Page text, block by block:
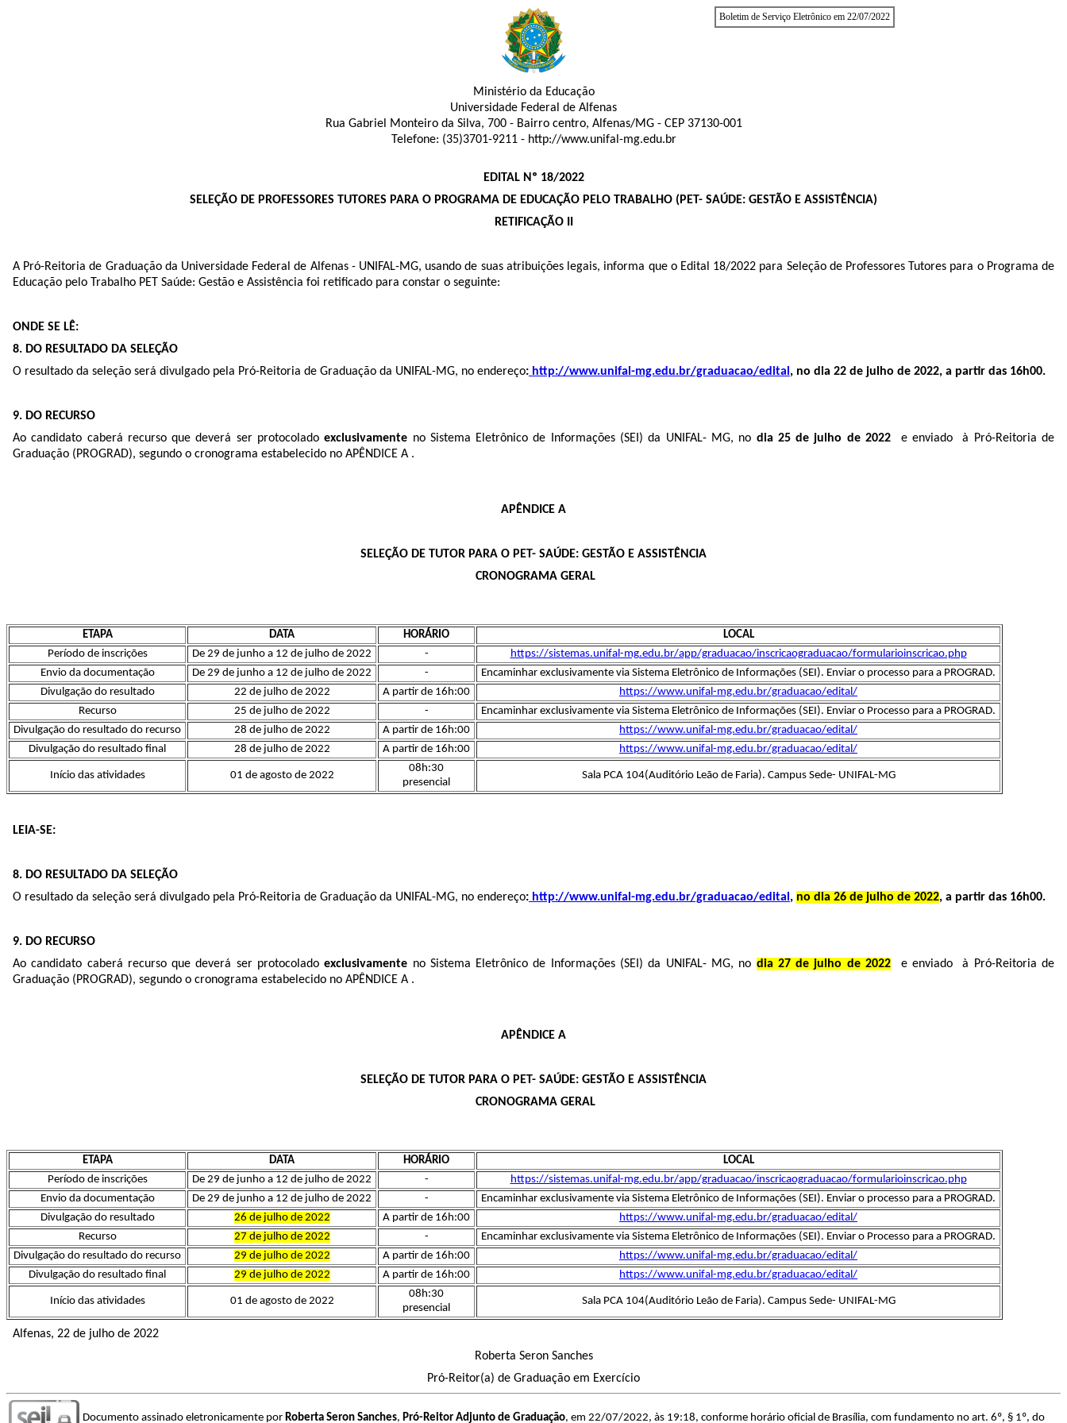
Boletim de Serviço Eletrônico em 22/07/2022
Ministério da Educação
Universidade Federal de Alfenas
Rua Gabriel Monteiro da Silva, 700 - Bairro centro, Alfenas/MG- CEP 37130-001
Telefone: (35)3701-9211- http://www.unifal-mg.edu.br
EDITAL Nº 18/2022
SELEÇÃO DE PROFESSORES TUTORES PARA O PROGRAMA DE EDUCAÇÃO PELO TRABALHO (PET- SAÚDE: GESTÃO E ASSISTÊNCIA)
RETIFICAÇÃO II
A Pró-Reitoria de Graduação da Universidade Federal de Alfenas - UNIFAL-MG, usando de suas atribuições legais, informa que o Edital 18/2022 para Seleção de Professores Tutores para o Programa de
Educação pelo Trabalho PET Saúde: Gestão e Assistência foi retificado para constar o seguinte:
ONDE SE LÊ:
8. DO RESULTADO DA SELEÇÃO
O resultado da seleção será divulgado pela Pró-Reitoria de Graduação da UNIFAL-MG, no endereço: http://www.unifal-mg.edu.br/graduacao/edital , no dia 22 de julho de 2022, a partir das 16h00.
9. DO RECURSO
Ao candidato caberá recurso que deverá ser protocoladoexclusivamente no Sistema Eletrônico de Informações (SEI) da UNIFAL- MG, no dia 25 de julho de 2022e enviado à Pró-Reitoria de
Graduação (PROGRAD), segundo o cronograma estabelecido no APÊNDICE A .
APÊNDICE A
SELEÇÃO DE TUTOR PARA O PET- SAÚDE: GESTÃO E ASSISTÊNCIA
CRONOGRAMA GERAL
ETAPA DATA HORÁRIO
LOCAL
Período de inscrições
De 29 de junho a 12 de julho de 2022 -
https://sistemas.unifal-mg.edu.br/app/graduacao/inscricaograduacao/formularioinscricao.php
Envio da documentação
De 29 de junho a 12 de julho de 2022 -
Encaminhar exclusivamente via Sistema Eletrônico de Informações (SEI). Enviar o processo para a PROGRAD.
Divulgação do resultado
22 de julho de 2022 A partir de 16h:00
https://www.unifal-mg.edu.br/graduacao/edital/
Recurso
25 de julho de 2022 -
Encaminhar exclusivamente via Sistema Eletrônico de Informações (SEI). Enviar o Processo para a PROGRAD.
Divulgação do resultado do recurso
28 de julho de 2022 A partir de 16h:00
https://www.unifal-mg.edu.br/graduacao/edital/
Divulgação do resultado final
28 de julho de 2022 A partir de 16h:00 https://www.unifal-mg.edu.br/graduacao/edital/
Início das atividades 01 de agosto de 2022
08h:30
presencial
Sala PCA 104(Auditório Leão de Faria). Campus Sede- UNIFAL-MG
LEIA-SE:
8. DO RESULTADO DA SELEÇÃO
O resultado da seleção será divulgado pela Pró-Reitoria de Graduação da UNIFAL-MG, no endereço: http://www.unifal-mg.edu.br/graduacao/edital , no dia 26 de julho de 2022, a partir das 16h00.
9. DO RECURSO
Ao candidato caberá recurso que deverá ser protocoladoexclusivamente no Sistema Eletrônico de Informações (SEI) da UNIFAL- MG, no dia 27 de julho de 2022e enviado à Pró-Reitoria de
Graduação (PROGRAD), segundo o cronograma estabelecido no APÊNDICE A .
APÊNDICE A
SELEÇÃO DE TUTOR PARA O PET- SAÚDE: GESTÃO E ASSISTÊNCIA
CRONOGRAMA GERAL
ETAPA DATA HORÁRIO
LOCAL
Período de inscrições
De 29 de junho a 12 de julho de 2022 -
https://sistemas.unifal-mg.edu.br/app/graduacao/inscricaograduacao/formularioinscricao.php
Envio da documentação
De 29 de junho a 12 de julho de 2022 -
Encaminhar exclusivamente via Sistema Eletrônico de Informações (SEI). Enviar o processo para a PROGRAD.
Divulgação do resultado
26 de julho de 2022 A partir de 16h:00
https://www.unifal-mg.edu.br/graduacao/edital/
Recurso
27 de julho de 2022 -
Encaminhar exclusivamente via Sistema Eletrônico de Informações (SEI). Enviar o Processo para a PROGRAD.
Divulgação do resultado do recurso
29 de julho de 2022 A partir de 16h:00
https://www.unifal-mg.edu.br/graduacao/edital/
Divulgação do resultado final
29 de julho de 2022 A partir de 16h:00 https://www.unifal-mg.edu.br/graduacao/edital/
Início das atividades 01 de agosto de 2022
08h:30
presencial
Sala PCA 104(Auditório Leão de Faria). Campus Sede- UNIFAL-MG
Alfenas, 22 de julho de 2022
Roberta Seron Sanches
Pró-Reitor(a) de Graduação em Exercício
Documento assinado eletronicamente por Roberta Seron Sanches, Pró-Reitor Adjunto de Graduação, em 22/07/2022, às 19:18, conforme horário oficial de Brasília, com fundamento no art. 6º, § 1º, do